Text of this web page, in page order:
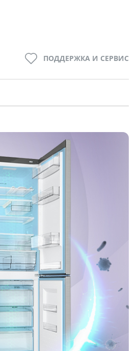
ПОДДЕРЖКА И СЕРВИС